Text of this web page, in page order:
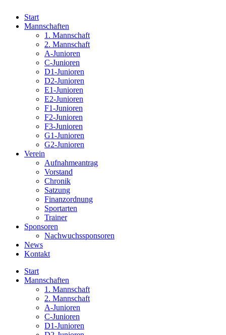
Start
Mannschaften
1. Mannschaft
2. Mannschaft
A-Junioren
C-Junioren
D1-Junioren
D2-Junioren
E1-Junioren
E2-Junioren
F1-Junioren
F2-Junioren
F3-Junioren
G1-Junioren
G2-Junioren
Verein
Aufnahmeantrag
Vorstand
Chronik
Satzung
Finanzordnung
Sportarten
Trainer
Sponsoren
Nachwuchssponsoren
News
Kontakt
Start
Mannschaften
1. Mannschaft
2. Mannschaft
A-Junioren
C-Junioren
D1-Junioren